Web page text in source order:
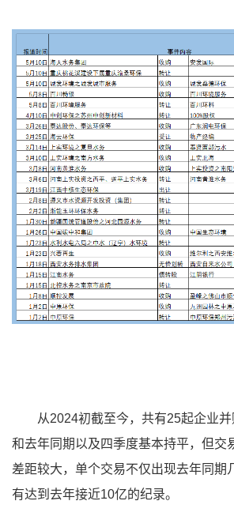
从2024初截至今，共有25起企业
和去年同期以及四季度基本持平，但交
差距较大，单个交易不仅出现去年同期
有达到去年接近10亿的纪录。